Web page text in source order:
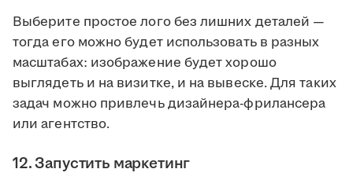
Выберите простое лого без лишних деталей —
тогда его можно будет использовать в разных
масштабах: изображение будет хорошо
выглядеть и на визитке, и на вывеске. Для таких
задач можно привлечь дизайнера-фрилансера
или агентство.
12. Запустить маркетинг